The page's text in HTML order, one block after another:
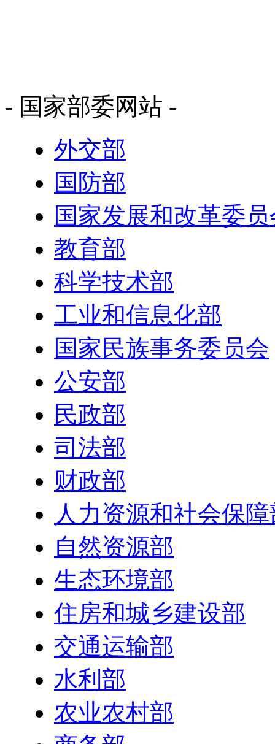
- 国家部委网站 -
外交部
国防部
国家发展和改革委
教育部
科学技术部
工业和信息化部
国家民族事务委员会
公安部
民政部
司法部
财政部
人力资源和社会保
自然资源部
生态环境部
住房和城乡建设部
交通运输部
水利部
农业农村部